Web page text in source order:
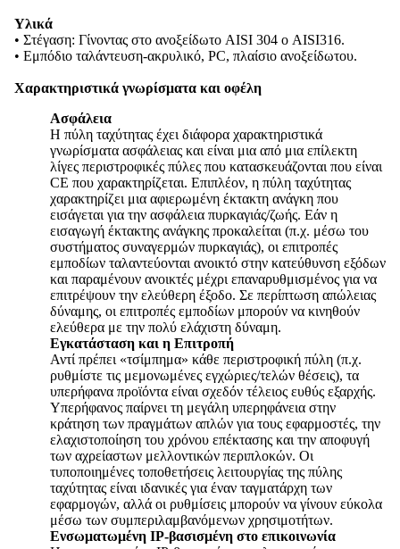
Υλικά
• Στέγαση: Γίνοντας στο ανοξείδωτο AISI 304 ο AISI316.
• Εμπόδιο ταλάντευση-ακρυλικό, PC, πλαίσιο ανοξείδωτου.
Χαρακτηριστικά γνωρίσματα και οφέλη
Ασφάλεια
Η πύλη ταχύτητας έχει διάφορα χαρακτηριστικά
γνωρίσματα ασφάλειας και είναι μια από μια επίλεκτη
λίγες περιστροφικές πύλες που κατασκευάζονται που είναι
CE που χαρακτηρίζεται. Επιπλέον, η πύλη ταχύτητας
χαρακτηρίζει μια αφιερωμένη έκτακτη ανάγκη που
εισάγεται για την ασφάλεια πυρκαγιάς/ζωής. Εάν η
εισαγωγή έκτακτης ανάγκης προκαλείται (π.χ. μέσω του
συστήματος συναγερμών πυρκαγιάς), οι επιτροπές
εμποδίων ταλαντεύονται ανοικτό στην κατεύθυνση εξόδων
και παραμένουν ανοικτές μέχρι επαναρυθμισμένος για να
επιτρέψουν την ελεύθερη έξοδο. Σε περίπτωση απώλειας
δύναμης, οι επιτροπές εμποδίων μπορούν να κινηθούν
ελεύθερα με την πολύ ελάχιστη δύναμη.
Εγκατάσταση και η Επιτροπή
Αντί πρέπει «τσίμπημα» κάθε περιστροφική πύλη (π.χ.
ρυθμίστε τις μεμονωμένες εγχώριες/τελών θέσεις), τα
υπερήφανα προϊόντα είναι σχεδόν τέλειος ευθύς εξαρχής.
Υπερήφανος παίρνει τη μεγάλη υπερηφάνεια στην
κράτηση των πραγμάτων απλών για τους εφαρμοστές, την
ελαχιστοποίηση του χρόνου επέκτασης και την αποφυγή
των αχρείαστων μελλοντικών περιπλοκών. Οι
τυποποιημένες τοποθετήσεις λειτουργίας της πύλης
ταχύτητας είναι ιδανικές για έναν ταγματάρχη των
εφαρμογών, αλλά οι ρυθμίσεις μπορούν να γίνουν εύκολα
μέσω των συμπεριλαμβανόμενων χρησιμοτήτων.
Ενσωματωμένη IP-βασισμένη στο επικοινωνία